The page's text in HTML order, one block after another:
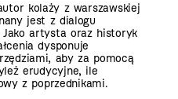
kolaży z warszawskiej
jest z dialogu
artysta oraz historyk
dysponuje
aby za pomocą
erudycyjne, ile
z poprzednikami.